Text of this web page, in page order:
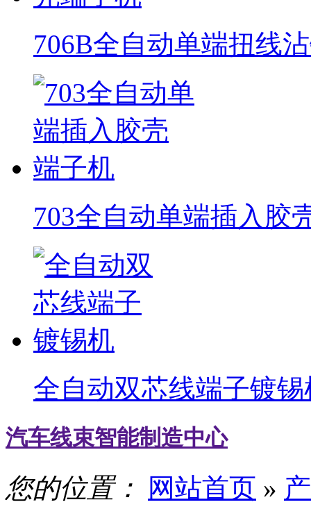
706B全自动单端扭线
703全自动单端插入胶
全自动双芯线端子镀锡
汽车线束智能制造中心
您的位置： 网站首页 »